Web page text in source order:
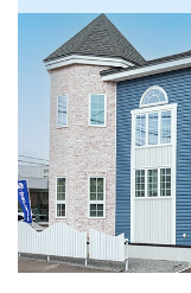
充実の保証内容
・建物保障20年（最長60
・地盤保障20年
・設備保障10年
① 24時間365日対応のコ
② 修理費・出張費が何度
③ 資産価値になる保障継
急な故障やトラブルにも
※展示場の詳細・見学予約
名をクリック！
資料請求はこちら
ギー消費も抑えられるエ
山内建設の目指す家づく
れる、北海道の気候風土
して設計。断熱性の指標
省エネ基準UA値0.46W/(
高断熱）。また気密性の
住宅2020』の基準である
高気密）。
安全で長生きできる家